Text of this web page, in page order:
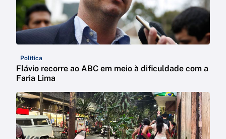
Política
Flávio recorre ao ABC em meio à dificuldade com a
Faria Lima